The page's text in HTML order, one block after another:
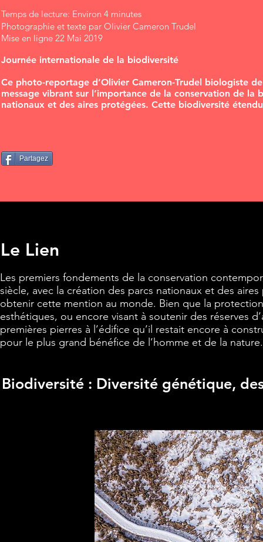
Temps de lecture: Environ 4 minutes
Photographie et texte par Olivier Cameron Trudel
Mise en ligne 22 Mai 2019
Journée internationale de la biodiversité
Ce photo-reportage d’Olivier Cameron-Trudel biologiste
message vibrant sur l’importance de la conservation de la
nationaux et des aires protégées. Cette biodiversité
Partagez
Le Lien
Les premiers fondements de la conservation
siècle, avec la création des parcs nationaux et des
obtenir cette mention au monde. Bien que la
esthétiques, ou encore visant à soutenir des réserves
premières pierres à l’édifice qu’il restait encore à
pour le plus grand bénéfice de l’homme et de la nature.
Biodiversité : Diversité génétique,